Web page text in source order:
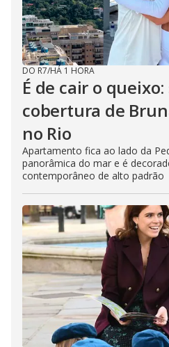
DO R7/HÁ 1 HORA
É de cair o
cobertura de
no Rio
Apartamento fica ao lado da
panorâmica do mar e é
contemporâneo de alto padrão